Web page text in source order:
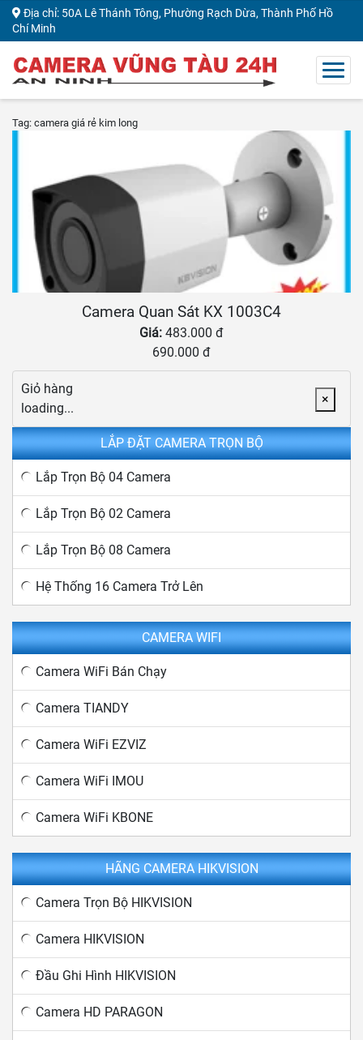
Địa chỉ: 50A Lê Thánh Tông, Phường Rạch Dừa, Thành Phố Hồ
Chí Minh
Tag: camera giá rẻ kim long
Camera Quan Sát KX 1003C4
Giá: 483.000 đ
690.000 đ
×
Giỏ hàng
loading...
LẮP ĐẶT CAMERA TRỌN BỘ
Lắp Trọn Bộ 04 Camera
Lắp Trọn Bộ 02 Camera
Lắp Trọn Bộ 08 Camera
Hệ Thống 16 Camera Trở Lên
CAMERA WIFI
Camera WiFi Bán Chạy
Camera TIANDY
Camera WiFi EZVIZ
Camera WiFi IMOU
Camera WiFi KBONE
HÃNG CAMERA HIKVISION
Camera Trọn Bộ HIKVISION
Camera HIKVISION
Đầu Ghi Hình HIKVISION
Camera HD PARAGON